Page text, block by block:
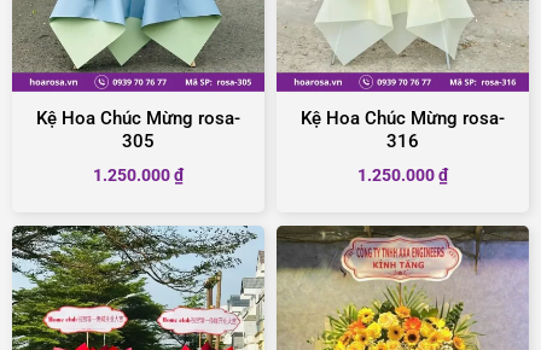
Kệ Hoa Chúc Mừng rosa-
305
1.250.000₫
Kệ Hoa Chúc Mừng rosa-
316
1.250.000₫